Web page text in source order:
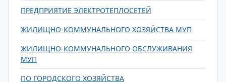
ПРЕДПРИЯТИЕ ЭЛЕКТРОТЕПЛОСЕТЕЙ
ЖИЛИЩНО-КОММУНАЛЬНОГО ХОЗЯЙСТВА МУП
ЖИЛИЩНО-КОММУНАЛЬНОГО ОБСЛУЖИВАНИЯ
МУП
ПО ГОРОДСКОГО ХОЗЯЙСТВА